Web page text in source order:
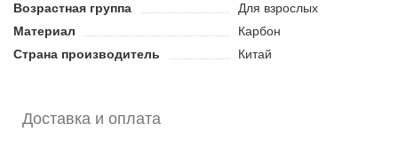
с атакующим стилем игры.
Минимальный вес способствует лёгкости и
манёвренности.
Возрастная группа
Для взрослых
Материал
Карбон
Страна производитель
Китай
Доставка и оплата